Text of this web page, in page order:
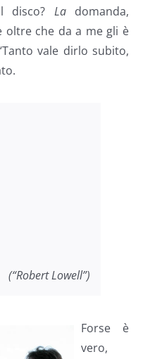
disco? Ladomanda,
oltre che da a me gli è
vale dirlo subito,
(“Robert Lowell”)
Forse è
vero,